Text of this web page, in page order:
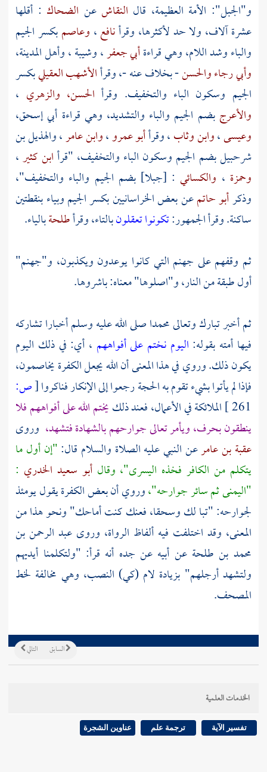
و"الجبل": الأمة العظيمة، قال النقاشعن الضحاك : أقلها
عشرة آلاف، ولا حد لأكثرها، وقرأنافع، وعاصمبكسر الجيم
والباء وشد اللام، وهي قراءةأبي جعفر،وشيبة، وأهلالمدينة،
وأبي رجاءوالحسن- بخلاف عنه -، وقرأالأشهب العقيليبكسر
الجيم وسكون الباء والتخفيف. وقرأ الحسن، والزهري ،
والأعرجبضم الجيم والباء والتشديد، وهي قراءة أبي إسحق،
وعيسى،وابن وثاب، وقرأأبو عمرو،وابن عامر،والهذيل بن
شرحبيلبضم الجيم وسكون الباء والتخفيف، "قرأابن كثير،
وحمزة ، والكسائي : [جبلا] بضم الجيم والباء والتخفيف"،
وذكرأبو حاتمعن بعض الخراسانيين بكسر الجيم وبياء بنقطتين
ساكنة. وقرأ الجمهور:تكونوا تعقلونبالتاء، وقرأطلحةبالياء.
ثم وقفهم على جهنم التي كانوا يوعدون ويكذبون، و"جهنم"
أول طبقة من النار، و"اصلوها" معناه: باشروها.
ثم أخبر تبارك وتعالىمحمداصلى الله عليه وسلم أخبارا تشاركه
فيها أمته بقوله: اليوم نختم على أفواههم ، أي: في ذلك اليوم
يكون ذلك. وروي في هذا المعنى أن الله يجعل الكفرة يخاصمون،
فإذا لم يأتوا بشيء تقوم به الحجة رجعوا إلى الإنكار فناكروا[ص:
261 ] الملائكة في الأعمال، فعند ذلكيختم الله على أفواههم فلا
ينطقون بحرف، ويأمر تعالى جوارحهم بالشهادة فتشهد، وروى
عقبة بن عامرعن النبي عليه الصلاة والسلام قال:"إن أول ما
يتكلم من الكافر فخذه اليسرى"، وقالأبو سعيد الخدري :
"اليمنى ثم سائر جوارحه"،وروي أن بعض الكفرة يقول يومئذ
لجوارحه: "تبا لك وسحقا، فعنك كنت أماحك" ونحو هذا من
المعنى، وقد اختلفت فيه ألفاظ الرواة، وروى عبد الرحمن بن
محمد بن طلحةعن أبيه عن جده أنه قرأ: "ولتكلمنا أيديهم
ولتشهد أرجلهم" بزيادة لام (كي) النصب، وهي مخالفة لخط
المصحف.
التالي السابق
الخدمات العلمية
تفسير الآية ترجمة علم عناوين الشجرة